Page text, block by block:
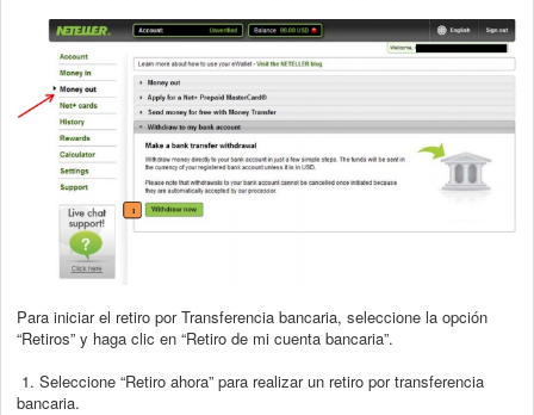
Para iniciar el retiro por Transferencia bancaria, seleccione la opción
“Retiros” y haga clic en “Retiro de mi cuenta bancaria”.
1. Seleccione “Retiro ahora” para realizar un retiro por transferencia
bancaria.